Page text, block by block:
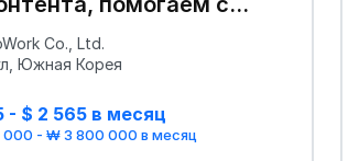
Co., Ltd.
Южная Корея
- $ 2 565 в месяц
- ₩ 3 800 000 в месяц